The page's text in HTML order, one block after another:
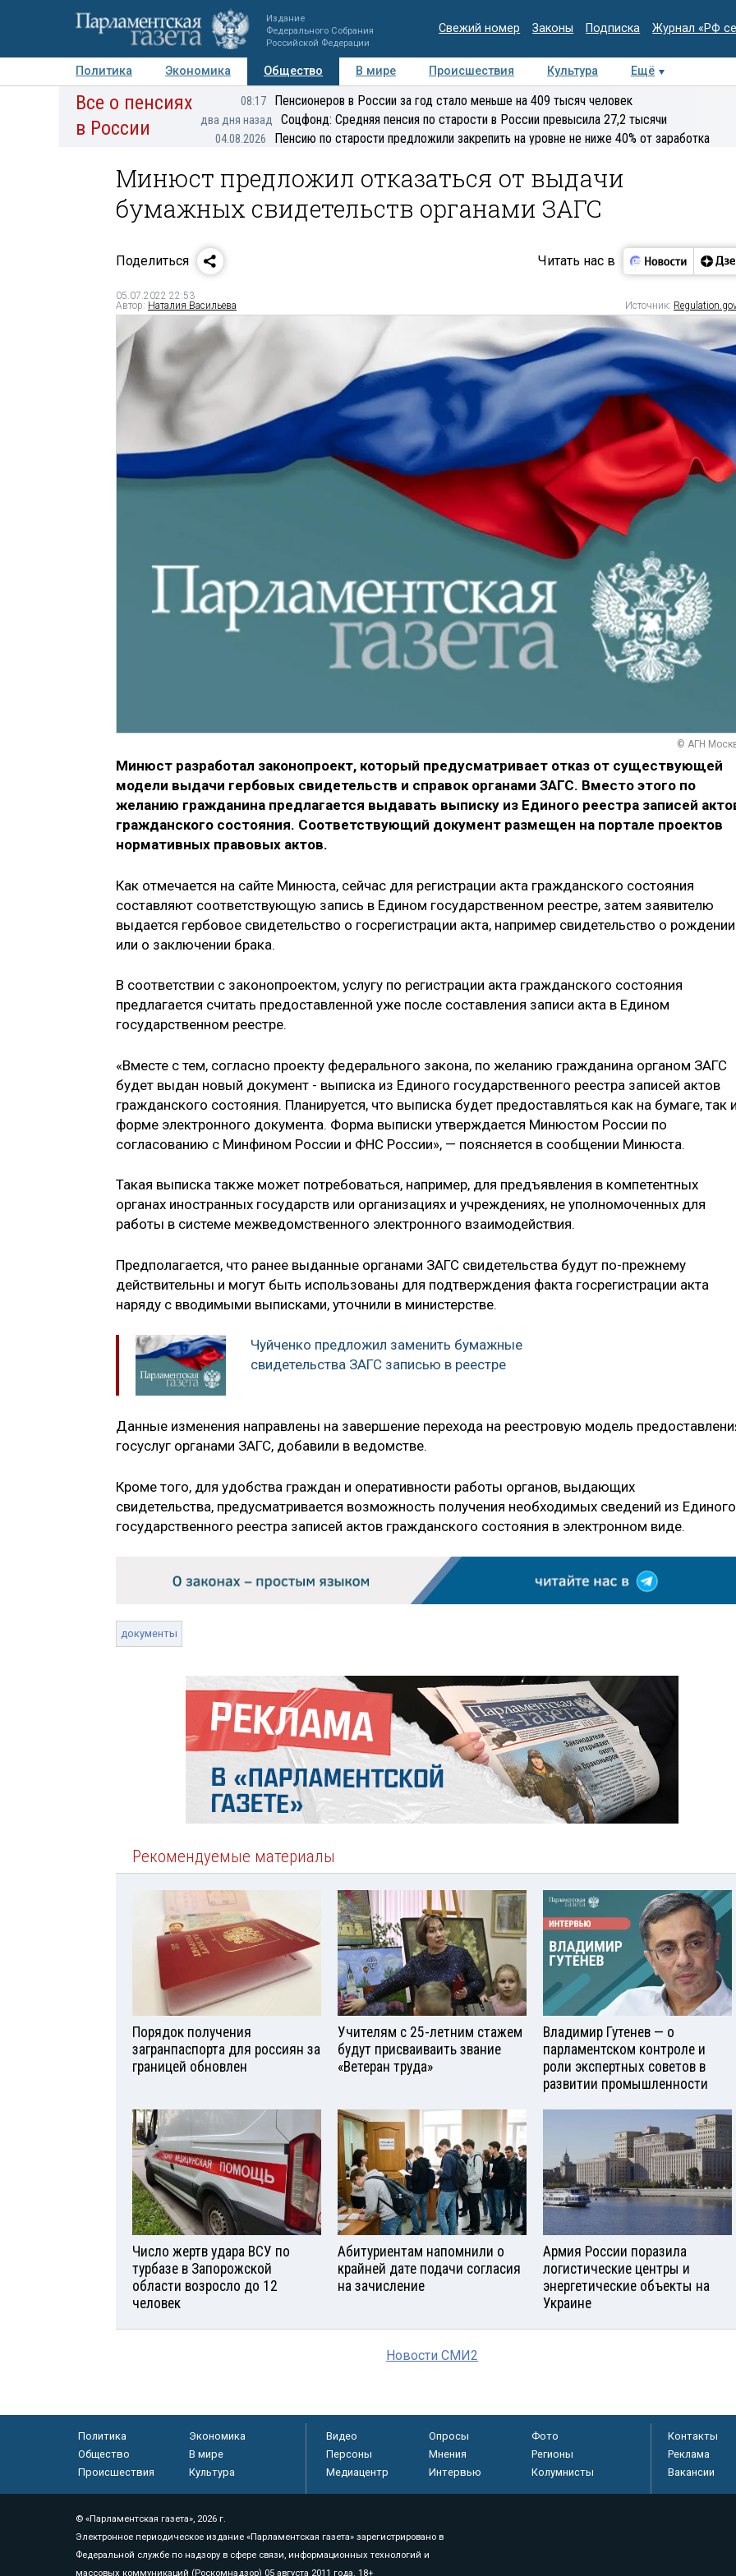
Издание
Федерального Собрания
Российской Федерации
Свежий номер Законы Подписка Журнал «РФ
Политика Экономика Общество В мире Происшествия Культура
Ещё
Авторы Персоны Мнения Регионы Медиацентр Интервью Колумнисты
Все о пенсиях
в России
08:17 Пенсионеров в России за год стало меньше на 409 тысяч человек
два дня назад Соцфонд: Средняя пенсия по старости в России превысила 27,2 тысячи
04.08.2026 Пенсию по старости предложили закрепить на уровне не ниже 40% от заработка
Минюст предложил отказаться от выдачи
бумажных свидетельств органами ЗАГС
Поделиться Читать нас в
05.07.2022 22:53
Автор: Наталия Васильева Источник:
© АГН
Минюст разработал законопроект, который предусматривает отказ от существующей
модели выдачи гербовых свидетельств ‎и справок органами ЗАГС. Вместо этого по
желанию гражданина предлагается выдавать выписку из Единого реестра записей
гражданского состояния. Соответствующий документ размещен на портале проектов
нормативных правовых актов.
Как отмечается на сайте Минюста, сейчас для регистрации акта гражданского состояния
составляют соответствующую запись в Едином государственном реестре, затем заявителю
выдается гербовое свидетельство о госрегистрации акта, например свидетельство о рождении
или о заключении брака.
В соответствии с законопроектом, услугу по регистрации акта гражданского состояния
предлагается считать предоставленной уже после составления записи акта в Едином
государственном реестре.
«Вместе с тем, согласно проекту федерального закона, по желанию гражданина органом ЗАГС
будет выдан новый документ - выписка из Единого государственного реестра записей актов
гражданского состояния. Планируется, что выписка будет предоставляться как на бумаге, так
форме электронного документа. Форма выписки утверждается Минюстом России по
согласованию с Минфином России и ФНС России», — поясняется в сообщении Минюста.
Такая выписка также может потребоваться, например, для предъявления в компетентных
органах иностранных государств или организациях и учреждениях, не уполномоченных для
работы в системе межведомственного электронного взаимодействия.
Предполагается, что ранее выданные органами ЗАГС свидетельства будут по-прежнему
действительны и могут быть использованы для подтверждения факта госрегистрации акта
наряду с вводимыми выписками, уточнили в министерстве.
Чуйченко предложил заменить бумажные
свидетельства ЗАГС записью в реестре
Данные изменения направлены на завершение перехода на реестровую модель
госуслуг органами ЗАГС, добавили в ведомстве.
Кроме того, для удобства граждан и оперативности работы органов, выдающих
свидетельства, предусматривается возможность получения необходимых сведений из Единого
государственного реестра записей актов гражданского состояния в электронном виде.
документы
Рекомендуемые материалы
Порядок получения
загранпаспорта для россиян за
границей обновлен
Учителям с 25-летним стажем
будут присваиваить звание
«Ветеран труда»
Владимир Гутенев — о
парламентском контроле и
роли экспертных советов в
развитии промышленности
Число жертв удара ВСУ по
турбазе в Запорожской
области возросло до 12
человек
Абитуриентам напомнили о
крайней дате подачи согласия
на зачисление
Армия России поразила
логистические центры и
энергетические объекты на
Украине
Новости СМИ2
Политика
Экономика
Общество
В мире
Происшествия
Культура
Видео Опросы
Фото
Персоны
Мнения
Регионы
Медиацентр
Интервью Колумнисты
Контакты
Реклама
Вакансии
© «Парламентская газета», 2026 г.
Электронное периодическое издание «Парламентская газета» зарегистрировано в
Федеральной службе по надзору в сфере связи, информационных технологий и
массовых коммуникаций (Роскомнадзор) 05 августа 2011 года. 18+